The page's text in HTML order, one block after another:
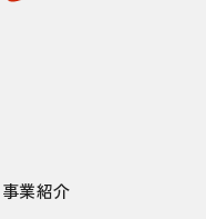
事業紹介